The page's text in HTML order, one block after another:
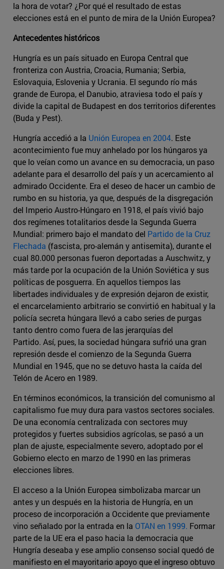
la hora de votar? ¿Por qué el resultado de estas
elecciones está en el punto de mira de la Unión Europea?
Antecedentes históricos
Hungría es un país situado en Europa Central que
fronteriza con Austria, Croacia, Rumania; Serbia,
Eslovaquia, Eslovenia y Ucrania. El segundo río más
grande de Europa, el Danubio, atraviesa todo el país y
divide la capital de Budapest en dos territorios diferentes
(Buda y Pest).
Hungría accedió a la Unión Europea en 2004. Este
acontecimiento fue muy anhelado por los húngaros ya
que lo veían como un avance en su democracia, un paso
adelante para el desarrollo del país y un acercamiento al
admirado Occidente. Era el deseo de hacer un cambio de
rumbo en su historia, ya que, después de la disgregación
del Imperio Austro-Húngaro en 1918, el país vivió bajo
dos regímenes totalitarios desde la Segunda Guerra
Mundial: primero bajo el mandato del Partido de la Cruz
Flechada (fascista, pro-alemán y antisemita), durante el
cual 80.000 personas fueron deportadas a Auschwitz, y
más tarde por la ocupación de la Unión Soviética y sus
políticas de posguerra. En aquellos tiempos las
libertades individuales y de expresión dejaron de existir,
el encarcelamiento arbitrario se convirtió en habitual y la
policía secreta húngara llevó a cabo series de purgas
tanto dentro como fuera de las jerarquías del
Partido. Así, pues, la sociedad húngara sufrió una gran
represión desde el comienzo de la Segunda Guerra
Mundial en 1945, que no se detuvo hasta la caída del
Telón de Acero en 1989.
En términos económicos, la transición del comunismo al
capitalismo fue muy dura para vastos sectores sociales.
De una economía centralizada con sectores muy
protegidos y fuertes subsidios agrícolas, se pasó a un
plan de ajuste, especialmente severo, adoptado por el
Gobierno electo en marzo de 1990 en las primeras
elecciones libres.
El acceso a la Unión Europea simbolizaba marcar un
antes y un después en la historia de Hungría, en un
proceso de incorporación a Occidente que previamente
vino señalado por la entrada en la OTAN en 1999. Formar
parte de la UE era el paso hacia la democracia que
Hungría deseaba y ese amplio consenso social quedó de
manifiesto en el mayoritario apoyo que el ingreso obtuvo